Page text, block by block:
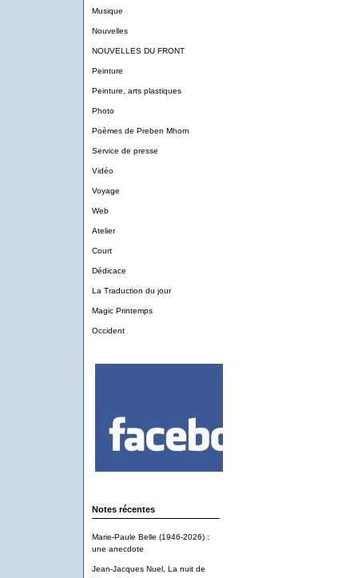
Musique
Nouvelles
NOUVELLES DU FRONT
Peinture
Peinture, arts plastiques
Photo
Poèmes de Preben Mhorn
Service de presse
Vidéo
Voyage
Web
Atelier
Court
Dédicace
La Traduction du jour
Magic Printemps
Occident
Notes récentes
Marie-Paule Belle (1946-2026) :
une anecdote
Jean-Jacques Nuel, La nuit de